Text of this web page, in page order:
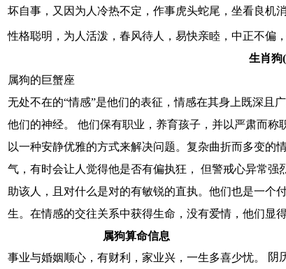
坏自事，又因为人冷热不定，作事虎头蛇尾，坐看良机
性格聪明，为人活泼，春风待人，易快亲睦，中正不偏
生肖狗
属狗的巨蟹座
无处不在的“情感”是他们的表征，情感在其身上既深且
他们的神经。 他们保有职业，养育孩子，并以严肃而称
以一种安静优雅的方式来解决问题。复杂曲折而多变的
气，有时会让人觉得他是否有偏执狂， 但警戒心异常
助该人，且对什么是对的有敏锐的直执。他们也是一个
生。在情感的交往关系中获得生命，没有爱情，他们显
属狗算命信息
事业与婚姻顺心，有财利，家业兴，一生多喜少忧。
阴